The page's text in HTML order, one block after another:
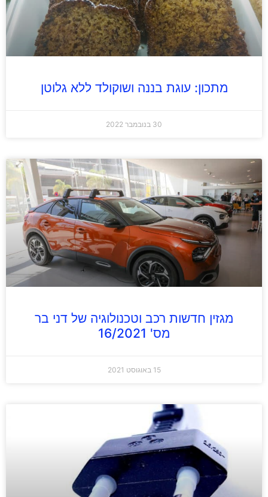
מתכון: עוגת בננה ושוקולד ללא גלוטן
30 בנובמבר 2022
מגזין חדשות רכב וטכנולוגיה של דני בר
מס' 16/2021
15 באוגוסט 2021